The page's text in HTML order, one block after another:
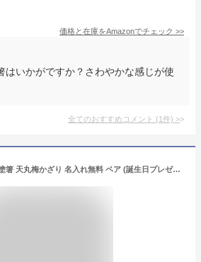
価格と在庫をAmazonでチェック >>
はいかがですか？さわやかな感じが使
全てのおすすめコメント (1件) >
【名入れ箸】若狭塗箸 天丸梅かざり 名入れ無料 ペア (誕生日プレゼント お餞別 退職祝 父の日 敬老の日 )伝統工芸・ 陶器の和遊感